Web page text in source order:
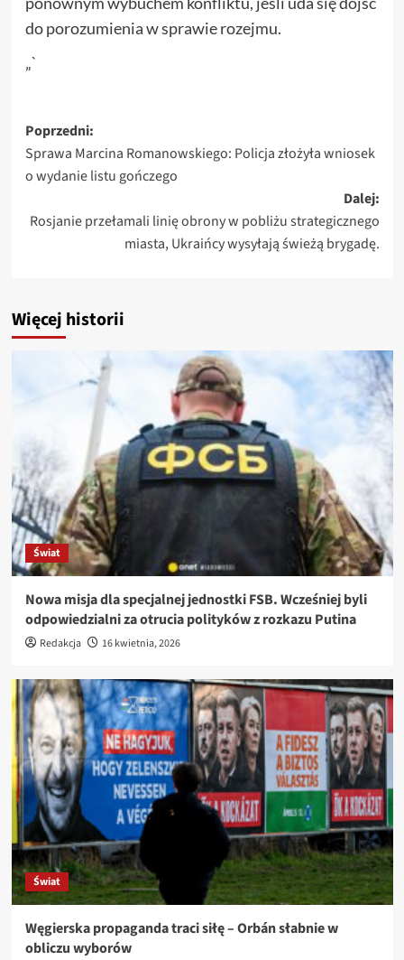
do porozumienia w sprawie rozejmu.
„`
Zobacz
wpisy
Poprzedni:
Sprawa Marcina Romanowskiego: Policja złożyła wniosek
o wydanie listu gończego
Dalej:
Rosjanie przełamali linię obrony w pobliżu strategicznego
miasta, Ukraińcy wysyłają świeżą brygadę.
Więcej historii
Świat
Nowa misja dla specjalnej jednostki FSB. Wcześniej byli
odpowiedzialni za otrucia polityków z rozkazu Putina
Redakcja 16 kwietnia, 2026
Świat
Węgierska propaganda traci siłę – Orbán słabnie w
obliczu wyborów